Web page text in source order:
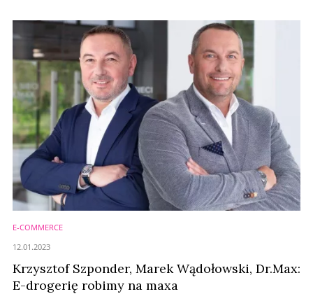
E-COMMERCE
Krzysztof Szponder, Marek Wądołowski, Dr.Max:
E-drogerię robimy na maxa
12.01.2023